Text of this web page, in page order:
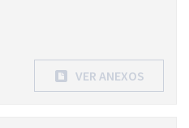
VER ANEXOS